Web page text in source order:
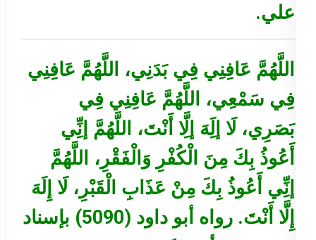
علي.
اللَّهُمَّ عَافِنِي فِي بَدَنِي، اللَّهُمَّ عَافِنِي
فِي سَمْعِي، اللَّهُمَّ عَافِنِي فِي
بَصَرِي، لَا إلَِهَ إلَِّا أَنْتَ، اللَّهُمَّ إنِِّي
أَعُوذُ بِكَ مِنَ الْكُفْرِ وَالْفَقْرِ، اللَّهُمَّ
إنِِّي أَعُوذُ بِكَ مِنْ عَذَابِ الْقَبْرِ، لَا إِلَهَ
إِلَّا أَنْتَ.
رواه أبو داود (5090) بإسناد